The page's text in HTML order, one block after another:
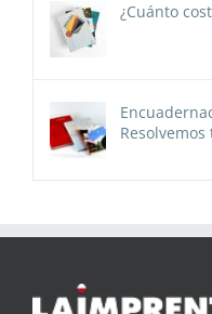
¿Cuánto